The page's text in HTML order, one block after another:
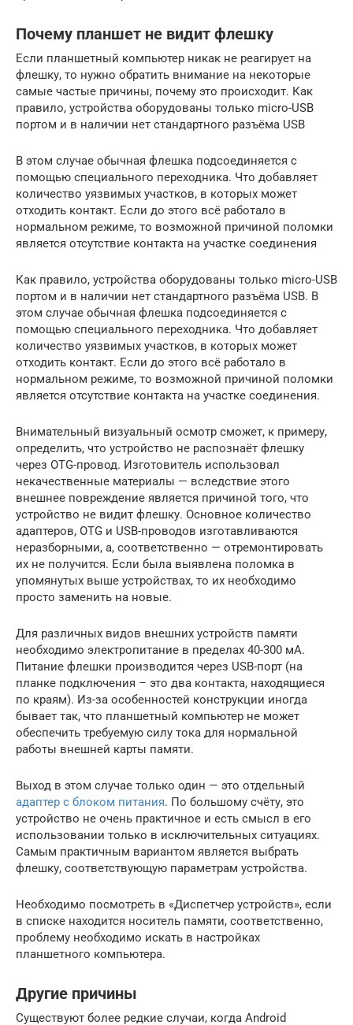
Почему планшет не видит флешку
Если планшетный компьютер никак не реагирует на
флешку, то нужно обратить внимание на некоторые
самые частые причины, почему это происходит. Как
правило, устройства оборудованы только micro-USB
портом и в наличии нет стандартного разъёма USB
В этом случае обычная флешка подсоединяется с
помощью специального переходника. Что добавляет
количество уязвимых участков, в которых может
отходить контакт. Если до этого всё работало в
нормальном режиме, то возможной причиной поломки
является отсутствие контакта на участке соединения
Как правило, устройства оборудованы только micro-USB
портом и в наличии нет стандартного разъёма USB. В
этом случае обычная флешка подсоединяется с
помощью специального переходника. Что добавляет
количество уязвимых участков, в которых может
отходить контакт. Если до этого всё работало в
нормальном режиме, то возможной причиной поломки
является отсутствие контакта на участке соединения.
Внимательный визуальный осмотр сможет, к примеру,
определить, что устройство не распознаёт флешку
через OTG-провод. Изготовитель использовал
некачественные материалы — вследствие этого
внешнее повреждение является причиной того, что
устройство не видит флешку. Основное количество
адаптеров, OTG и USB-проводов изготавливаются
неразборными, а, соответственно — отремонтировать
их не получится. Если была выявлена поломка в
упомянутых выше устройствах, то их необходимо
просто заменить на новые.
Для различных видов внешних устройств памяти
необходимо электропитание в пределах 40-300 мА.
Питание флешки производится через USB-порт (на
планке подключения – это два контакта, находящиеся
по краям). Из-за особенностей конструкции иногда
бывает так, что планшетный компьютер не может
обеспечить требуемую силу тока для нормальной
работы внешней карты памяти.
Выход в этом случае только один — это отдельный
адаптер с блоком питания. По большому счёту, это
устройство не очень практичное и есть смысл в его
использовании только в исключительных ситуациях.
Самым практичным вариантом является выбрать
флешку, соответствующую параметрам устройства.
Необходимо посмотреть в «Диспетчер устройств», если
в списке находится носитель памяти, соответственно,
проблему необходимо искать в настройках
планшетного компьютера.
Другие причины
Существуют более редкие случаи, когда Android